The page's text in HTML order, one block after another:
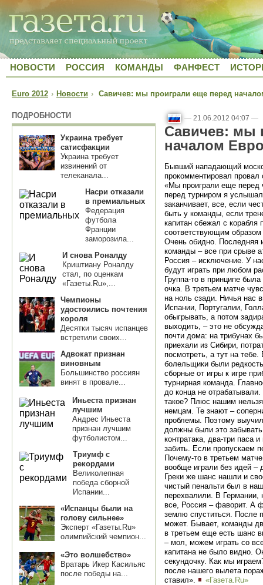
НОВОСТИ РОССИЯ КОМАНДЫ ФАНФЕСТ
Euro 2012 › Новости › Савичев: мы проиграли еще перед
ПОДРОБНОСТИ
Украина требует
сатисфакции
Украина требует
извинений от
телеканала...
Насри отказали
в премиальных
Федерация
футбола
Франции
заморозила...
И снова Роналду
Криштиану Роналду
стал, по оценкам
«Газеты.Ru»,...
Чемпионы
удостоились почтения
короля
Десятки тысяч испанцев
встретили своих...
Адвокат признан
виновным
Большинство россиян
винят в провале...
Иньеста признан
лучшим
Андрес Иньеста
признан лучшим
футболистом...
Триумф с
рекордами
Великолепная
победа сборной
Испании...
«Испанцы были на
голову сильнее»
Эксперт «Газеты.Ru»
олимпийский чемпион...
«Это волшебство»
Вратарь Икер Касильяс
после победы на...
— 21.06.2012 04:07 —
Савичев: мы
началом
Бывший нападающий
прокомментировал
«Мы проиграли еще перед
перед турниром я
заканчивает, все, если
быть у команды, если
капитан сбежал с
соответствующим
Очень обидно. Последняя
команды – все при срыве
Россия – исключение. У
будут играть при любом
Группа-то в принципе
очка. В третьем матче
на ноль сзади. Ничья нас
Испании, Португалии,
обыгрывать, а потом
выходить, – это не
почти дома: на трибунах
приехали из Сибири,
посмотреть, а тут на
болельщики были
сборные от игры к игре
турнирная команда.
до конца не
такое? Плюс нашим
немцам. Те знают –
проблемы. Поэтому
должны были это
контратака, два-три паса
забить. Если пропускаем
Почему-то в третьем
вообще играли без идей –
Греки же шанс нашли и
чистый пенальти был в
перехвалили. В Германии,
все, Россия – фаворит. А
землю спуститься. После
может. Бывает, команды
в третьем еще есть шанс
– мол, можем играть со
капитана не было видно.
секундочку. Как мы
после нашего вылета
ставил».
«Газета.Ru»